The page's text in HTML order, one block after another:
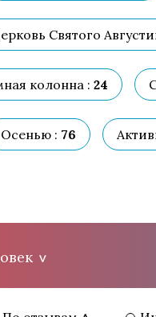
Святого
колонна : 24
Осенью : 76